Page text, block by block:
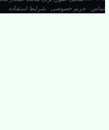
· حریم خصوصی · شرایط استفاده